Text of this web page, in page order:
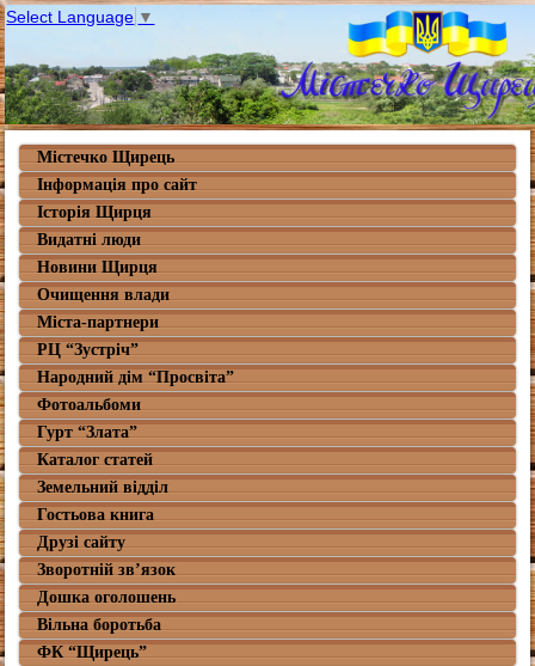
Select Language ▼
Містечко Щирець
Інформація про сайт
Історія Щирця
Видатні люди
Новини Щирця
Очищення влади
Міста-партнери
РЦ “Зустріч”
Народний дім “Просвіта”
Фотоальбоми
Гурт “Злата”
Каталог статей
Земельний відділ
Гостьова книга
Друзі сайту
Зворотній зв’язок
Дошка оголошень
Вільна боротьба
ФК “Щирець”